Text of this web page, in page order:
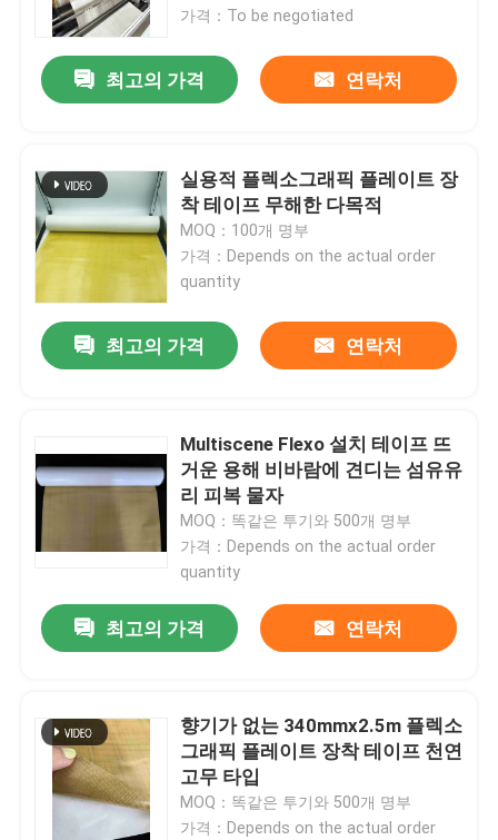
가격：To be negotiated
최고의 가격 연락처
실용적 플렉소그래픽 플레이트 장
착 테이프 무해한 다목적
MOQ：100개 명부
가격：Depends on the actual order
quantity
최고의 가격 연락처
Multiscene Flexo 설치 테이프 뜨
거운 용해 비바람에 견디는 섬유유
리 피복 물자
MOQ：똑같은 투기와 500개 명부
가격：Depends on the actual order
quantity
최고의 가격 연락처
향기가 없는 340mmx2.5m 플렉소
그래픽 플레이트 장착 테이프 천연
고무 타입
MOQ：똑같은 투기와 500개 명부
가격：Depends on the actual order